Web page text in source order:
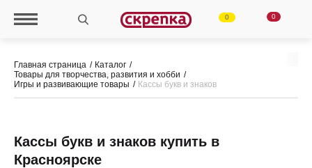
0 0
Главная страница
Каталог
Товары для творчества, развития и хобби
Игры и развивающие товары
Кассы букв и знаков
Кассы букв и знаков купить в
Красноярске